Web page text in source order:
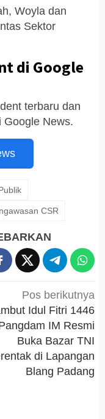
Woyla dan
Sektor
di Google
terbaru dan
Google News.
CSR
Pos berikutnya
Idul Fitri 1446
IM Resmi
Buka Bazar TNI
di Lapangan
Blang Padang